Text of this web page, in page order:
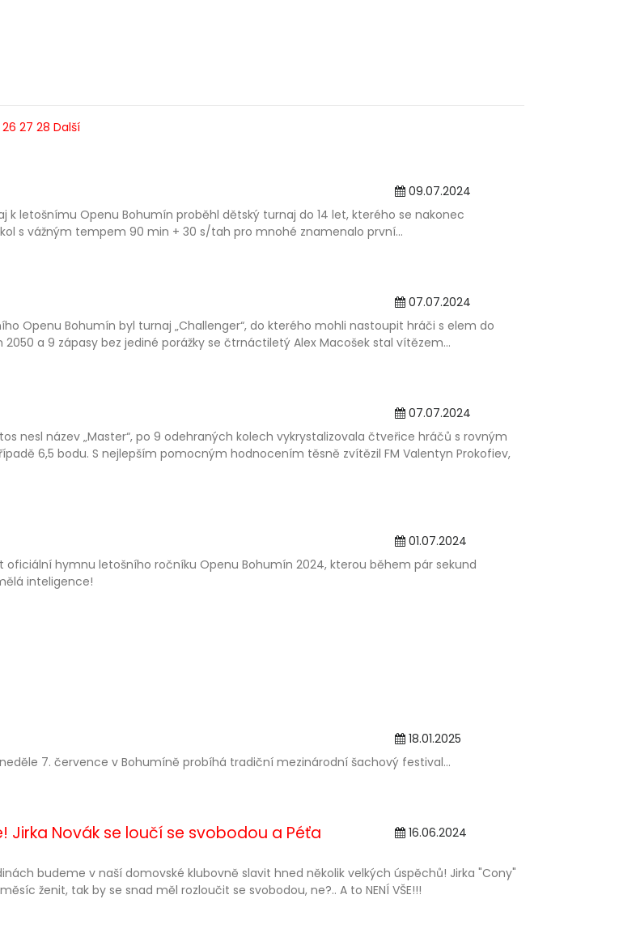
26 27 28 Další
09.07.2024
k letošnímu Openu Bohumín proběhl dětský turnaj do 14 let, kterého se nakonec
s vážným tempem 90 min + 30 s/tah pro mnohé znamenalo první...
07.07.2024
Openu Bohumín byl turnaj „Challenger“, do kterého mohli nastoupit hráči s elem do
a 9 zápasy bez jediné porážky se čtrnáctiletý Alex Macošek stal vítězem...
07.07.2024
nesl název „Master“, po 9 odehraných kolech vykrystalizovala čtveřice hráčů s rovným
6,5 bodu. S nejlepším pomocným hodnocením těsně zvítězil FM Valentyn Prokofiev,
01.07.2024
oficiální hymnu letošního ročníku Openu Bohumín 2024, kterou během pár sekund
inteligence!
18.01.2025
7. července v Bohumíně probíhá tradiční mezinárodní šachový festival...
Jirka Novák se loučí se svobodou a Péťa 16.06.2024
budeme v naší domovské klubovně slavit hned několik velkých úspěchů! Jirka "Cony"
ženit, tak by se snad měl rozloučit se svobodou, ne?.. A to NENÍ VŠE!!!